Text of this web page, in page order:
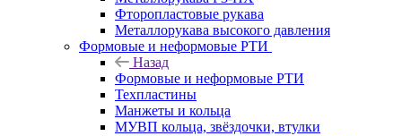
Фторопластовые рукава
Металлорукава высокого давления
Формовые и неформовые РТИ
Назад
Формовые и неформовые РТИ
Техпластины
Манжеты и кольца
МУВП кольца, звёздочки, втулки